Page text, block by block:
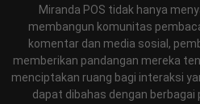
Miranda POS tidak hanya
membangun komunitas
komentar dan media sosial,
memberikan pandangan mereka
menciptakan ruang bagi interaksi
dapat dibahas dengan